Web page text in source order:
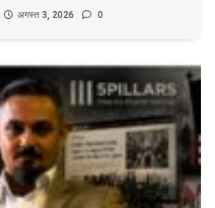
अगस्त 3, 2026 0